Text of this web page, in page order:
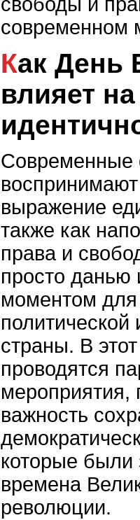
современном
Как День Бастилии
влияет
Современные
воспринимают
выражение
также как
права и
просто данью
моментом
страны. В
проводятся
важность
которые были
времена
революции.